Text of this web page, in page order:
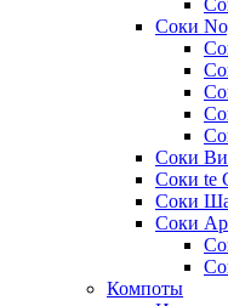
Соки
Соки
Соки te
Соки
Соки
Компоты